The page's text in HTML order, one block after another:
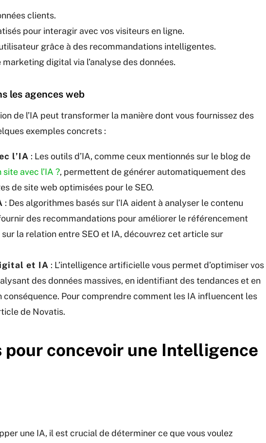
clients.
pour interagir avec vos visiteurs en ligne.
grâce à des recommandations intelligentes.
digital via l’analyse des données.
les agences web
de l’IA peut transformer la manière dont vous fournissez des
exemples concrets :
l’IA : Les outils d’IA, comme ceux mentionnés sur le blog de
avec l’IA ?, permettent de générer automatiquement des
de site web optimisées pour le SEO.
: Des algorithmes basés sur l’IA aident à analyser le contenu
des recommandations pour améliorer le référencement
la relation entre SEO et IA, découvrez cet article sur
et IA : L’intelligence artificielle vous permet d’optimiser vos
des données massives, en identifiant des tendances et en
conséquence. Pour comprendre comment les IA influencent les
de Novatis.
pour concevoir une Intelligence
une IA, il est crucial de déterminer ce que vous voulez